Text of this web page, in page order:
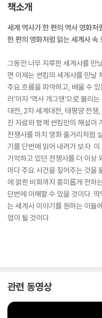
책소개
세계 역사가 한 편의 역사 영화처
한 편의 영화처럼 읽는 세계사 속
그동안 너무 지루한 세계사를 만
면 이제는 썬킴의 세계사를 만날
주요 흐름을 파악하고, 배울 수
러’이자 ‘역사 개그맨’으로 불리
대전, 2차 세계대전, 태평양 전
진 자료와 함께 썬킴만의 해설이
전쟁사를 마치 영화 줄거리처럼
기를 단번에 읽어 내려가 보자.
기억하고 있던 전쟁사를 더 이상
마다 주요 사건을 짚어주는 것을
에 얽힌 비화까지 흥미롭게 전하
단번에 이해할 수 있을 것이다.
는 세계사 이야기를 원하는 이들
업이 될 것이다.
관련 동영상